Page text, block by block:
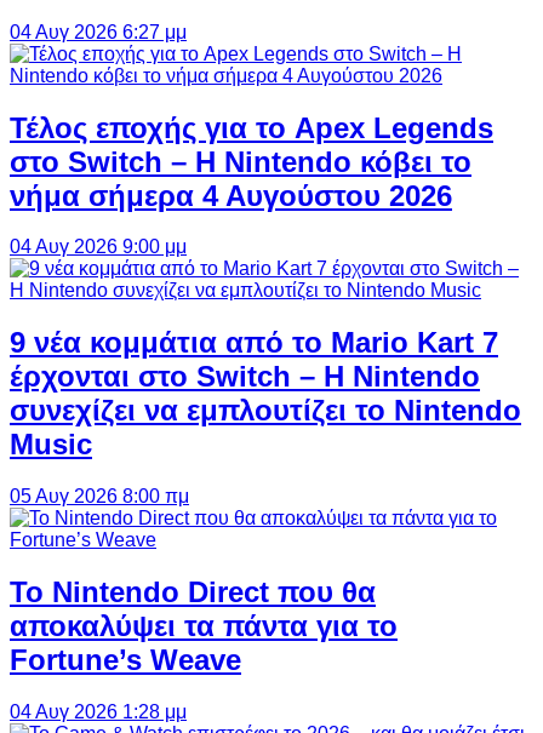
04 Αυγ 2026 6:27 μμ
Τέλος εποχής για το Apex Legends
στο Switch – Η Nintendo κόβει το
νήμα σήμερα 4 Αυγούστου 2026
04 Αυγ 2026 9:00 μμ
9 νέα κομμάτια από το Mario Kart 7
έρχονται στο Switch – Η Nintendo
συνεχίζει να εμπλουτίζει το Nintendo
Music
05 Αυγ 2026 8:00 πμ
Το Nintendo Direct που θα
αποκαλύψει τα πάντα για το
Fortune’s Weave
04 Αυγ 2026 1:28 μμ